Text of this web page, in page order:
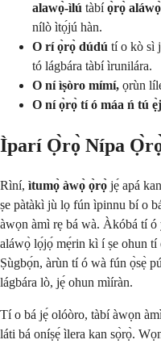
alawọ̀-ìlú tàbíọ̀rọ̀ aláwọ̀
nílò ìtọ́jú hàn.
O rí ọ̀rọ̀ dúdú tí o kò sì
tó lágbára tàbí ìrunilára.
O ní ìṣòro mímí, ọrùn
O ní ọ̀rọ̀ tí ó máa ń tú
Ìparí Ọ̀rọ̀ Nípa
Rìní, ìtumọ̀ àwọ̀ ọ̀rọ̀ jẹ́ apá
ṣe pàtàkì jù lọ fún ìpinnu bí o
àwọn àmì rẹ bá wà. Àkóbá tí
aláwọ̀ lọ́jọ́ mẹ́rin kì í ṣe ohun
Ṣùgbọ́n, àrùn tí ó wà fún ọ̀sẹ̀
lágbára lò, jẹ́ ohun mìíràn.
Tí o bá jẹ́ olóòro, tàbí àwọn
láti bá oníṣẹ́ ìlera kan sọ̀rọ̀.